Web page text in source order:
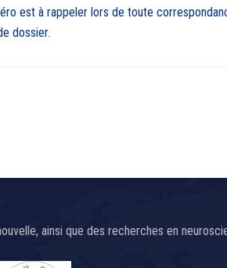
est à rappeler lors de toute
dossier.
ainsi que des recherches en